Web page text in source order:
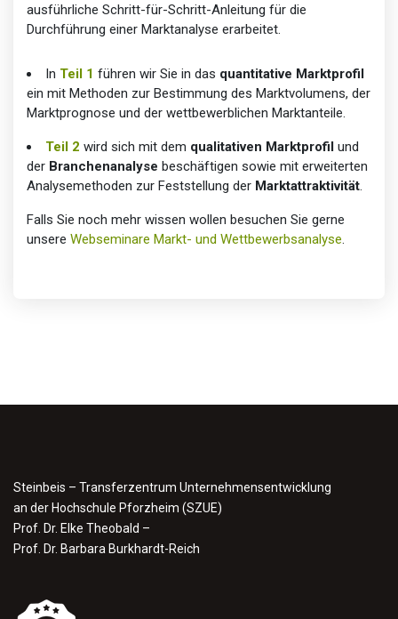
ausführliche Schritt-für-Schritt-Anleitung für die
Durchführung einer Marktanalyse erarbeitet.
In Teil 1 führen wir Sie in das quantitative Marktprofil
ein mit Methoden zur Bestimmung des Marktvolumens, der
Marktprognose und der wettbewerblichen Marktanteile.
Teil 2 wird sich mit dem qualitativen Marktprofil und
der Branchenanalyse beschäftigen sowie mit erweiterten
Analysemethoden zur Feststellung der Marktattraktivität.
Falls Sie noch mehr wissen wollen besuchen Sie gerne
unsere Webseminare Markt- und Wettbewerbsanalyse.
Steinbeis – Transferzentrum Unternehmensentwicklung
an der Hochschule Pforzheim (SZUE)
Prof. Dr. Elke Theobald –
Prof. Dr. Barbara Burkhardt-Reich